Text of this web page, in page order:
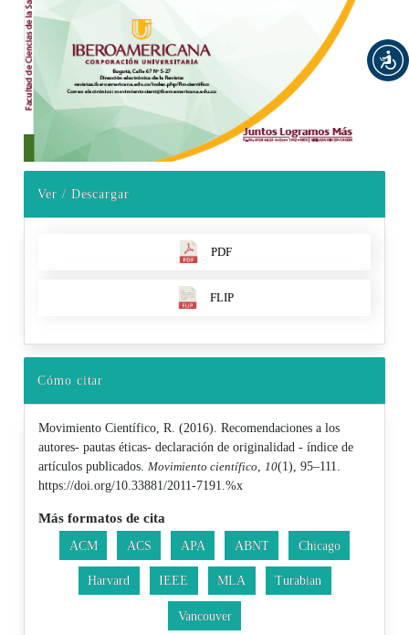
Ver / Descargar
PDF
FLIP
Cómo citar
Movimiento Científico, R. (2016). Recomendaciones a los
autores- pautas éticas- declaración de originalidad - índice de
artículos publicados. Movimiento científico 10(1), 95–111.
https://doi.org/10.33881/2011-7191.%x
Más formatos de cita
ACM ACS APA ABNT Chicago
Harvard IEEE MLA Turabian
Vancouver